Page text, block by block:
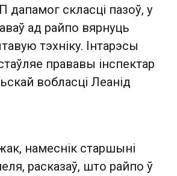
скласці пазоў, у
ад райпо вярнуць
тэхніку. Інтарэсы
прававы інспектар
вобласці Леанід
намеснік старшыні
расказаў, што райпо ў